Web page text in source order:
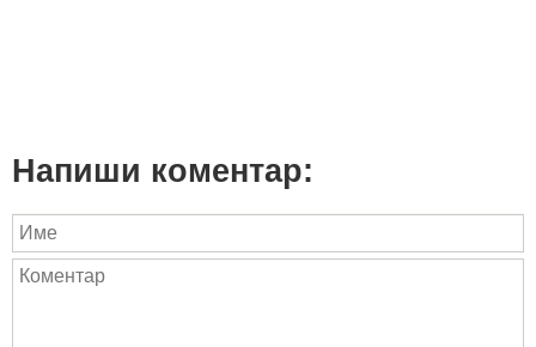
Напиши коментар: